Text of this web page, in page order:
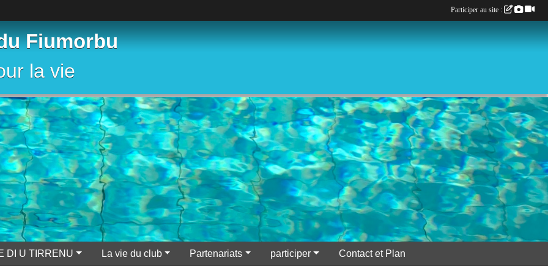
Fiumorbu
la vie
DI U TIRRENU La vie du club Partenariats participer Contact et Plan
Participer au site :